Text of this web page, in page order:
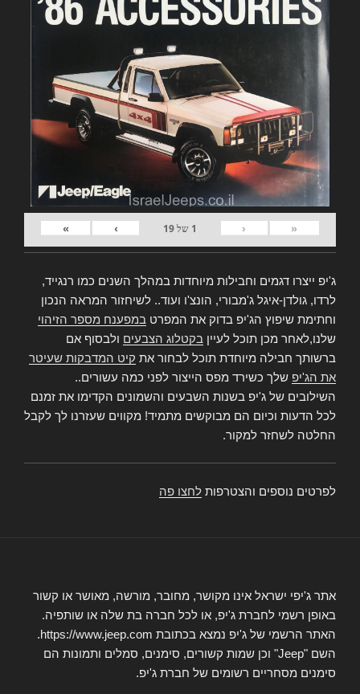
«
‹
1 של19
›
»
ג'יפ ייצרו דגמים וחבילות מיוחדות במהלך השנים כמו רנגייד,
לרדו, גולדן-איגל ג'מבורי, הונצ'ו ועוד.. לשיחזור המראה הנכון
וחתימת שיפוץ הג'יפ בדוק את המפרט במפענח מספר הזיהוי
שלנו,לאחר מכן תוכל לעיין בקטלוג הצבעים ולבסוף אם
ברשותך חבילה מיוחדת תוכל לבחור את קיט המדבקות שעיטר
את הג'יפ שלך כשירד מפס הייצור לפני כמה עשורים..
השילובים של ג'יפ בשנות השבעים והשמונים הקדימו את זמנם
לכל הדעות וכיום הם מבוקשים מתמיד! מקווים שעזרנו לך לקבל
החלטה לשחזר למקור.
לפרטים נוספים והצטרפות לחצו פה
אתר ג'יפי ישראל אינו מקושר, מחובר, מורשה, מאושר או קשור
באופן רשמי לחברת ג'יפ, או לכל חברה בת שלה או שותפיה.
האתר הרשמי של ג'יפ נמצא בכתובת https://www.jeep.com.
השם "Jeep" וכן שמות קשורים, סימנים, סמלים ותמונות הם
סימנים מסחריים רשומים של חברת ג'יפ.